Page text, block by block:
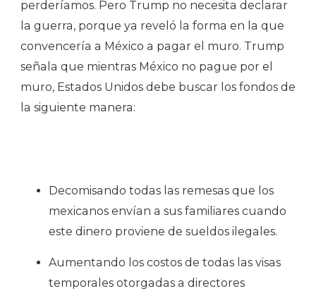
perderíamos. Pero Trump no necesita declarar
la guerra, porque ya reveló la forma en la que
convencería a México a pagar el muro. Trump
señala que mientras México no pague por el
muro, Estados Unidos debe buscar los fondos de
la siguiente manera:
Decomisando todas las remesas que los
mexicanos envían a sus familiares cuando
este dinero proviene de sueldos ilegales.
Aumentando los costos de todas las visas
temporales otorgadas a directores